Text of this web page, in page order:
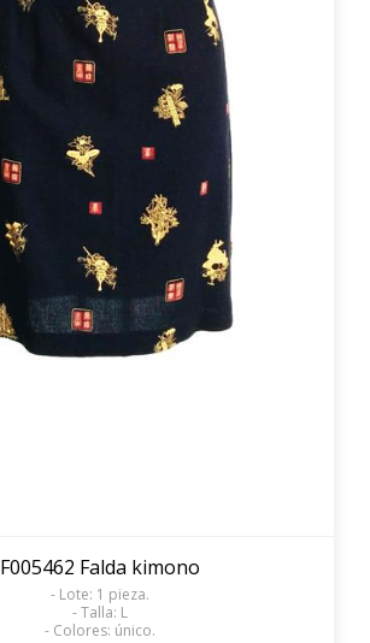
F005462 Falda kimono
- Lote: 1 pieza.
- Talla: L
- Colores: único.